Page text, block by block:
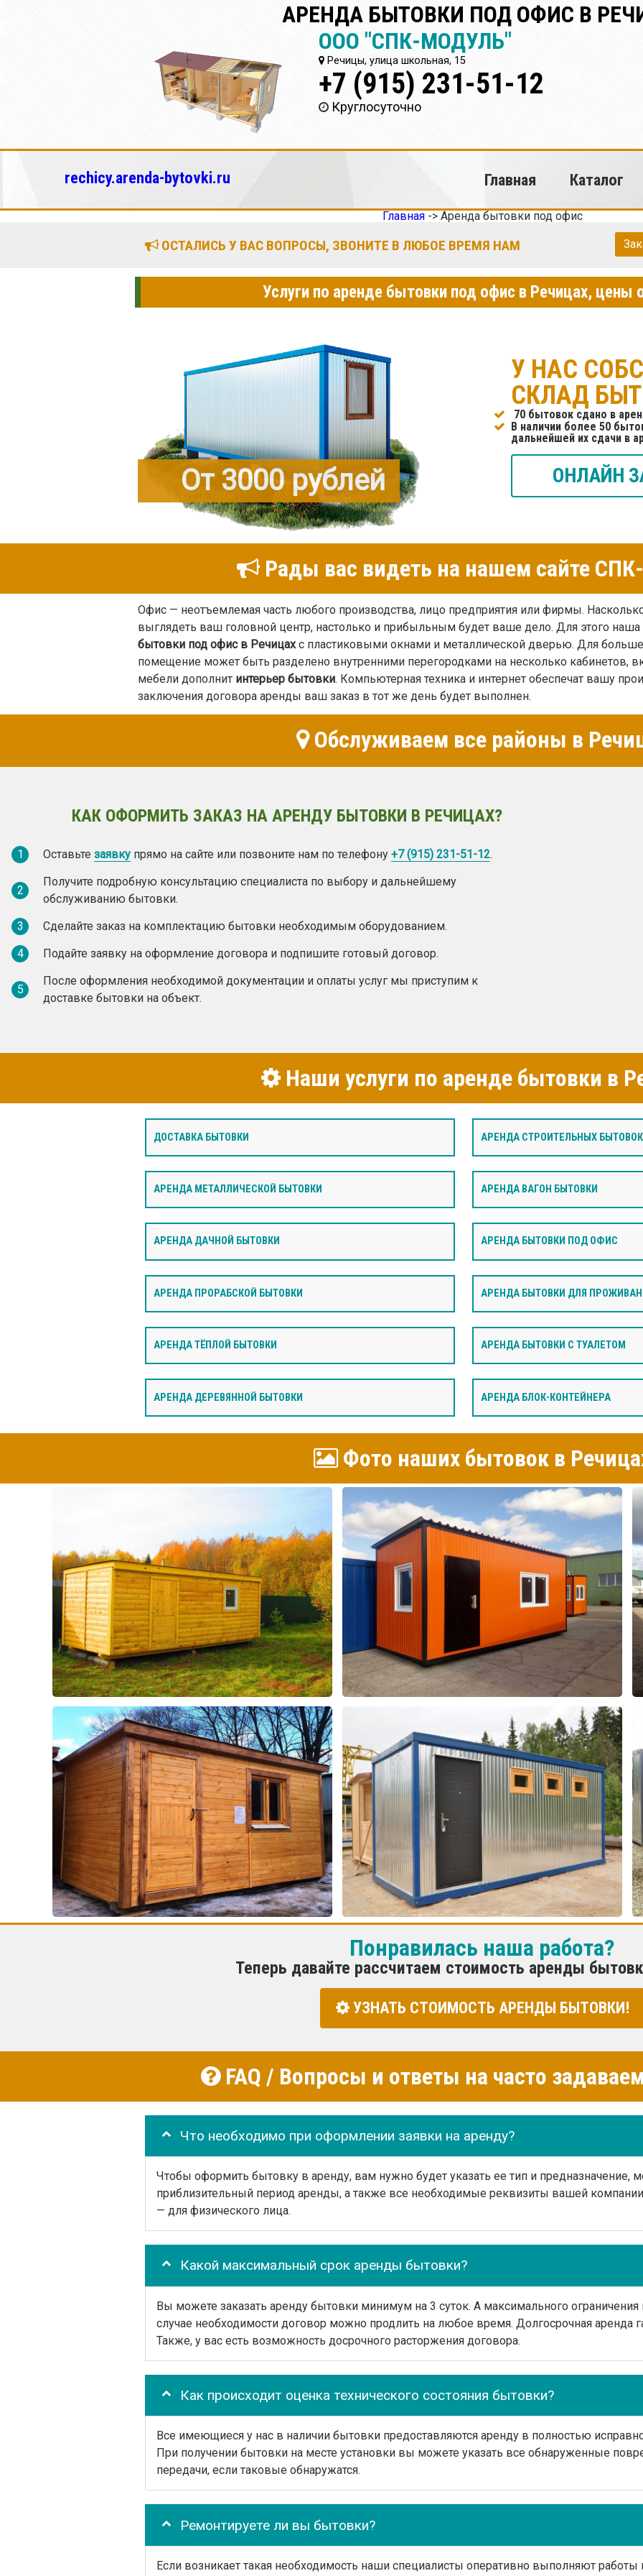
АРЕНДА БЫТОВКИ ПОД ОФИС В
ООО "СПК-МОДУЛЬ"
Речицы, улица школьная, 15
+7 (915) 231-51-12
Круглосуточно
rechicy.arenda-bytovki.ru Главная Каталог
Главная-> Аренда бытовки под офис
ОСТАЛИСЬ У ВАС ВОПРОСЫ, ЗВОНИТЕ В ЛЮБОЕ ВРЕМЯ НАМ
Услуги по аренде бытовки под офис в Речицах, цены
От 3000 рублей
У НАС
СКЛАД
70 бытовок сдано в
В наличии более 50
дальнейшей их сдачи в
ОНЛАЙН
Рады вас видеть на нашем сайте
Офис — неотъемлемая часть любого производства, лицо предприятия или фирмы.
выглядеть ваш головной центр, настолько и прибыльным будет ваше дело. Для этого
бытовки под офис в Речицахс пластиковыми окнами и металлической дверью. Для
помещение может быть разделено внутренними перегородками на несколько кабинетов,
мебели дополнит интерьер бытовки. Компьютерная техника и интернет обеспечат вашу
заключения договора аренды ваш заказ в тот же день будет выполнен.
Обслуживаем все районы в
КАК ОФОРМИТЬ ЗАКАЗ НА АРЕНДУ БЫТОВКИ В РЕЧИЦАХ?
1 Оставьте заявку прямо на сайте или позвоните нам по телефону +7 (915) 231-51-12.
2
Получите подробную консультацию специалиста по выбору и дальнейшему
обслуживанию бытовки.
3
Сделайте заказ на комплектацию бытовки необходимым оборудованием.
4
Подайте заявку на оформление договора и подпишите готовый договор.
5
После оформления необходимой документации и оплаты услуг мы приступим к
доставке бытовки на объект.
Наши услуги по аренде бытовки в
ДОСТАВКА БЫТОВКИ АРЕНДА СТРОИТЕЛЬНЫХ БЫТОВОК
АРЕНДА МЕТАЛЛИЧЕСКОЙ БЫТОВКИ АРЕНДА ВАГОН БЫТОВКИ
АРЕНДА ДАЧНОЙ БЫТОВКИ АРЕНДА БЫТОВКИ ПОД ОФИС
АРЕНДА ПРОРАБСКОЙ БЫТОВКИ АРЕНДА БЫТОВКИ ДЛЯ
АРЕНДА ТЁПЛОЙ БЫТОВКИ АРЕНДА БЫТОВКИ С ТУАЛЕТОМ
АРЕНДА ДЕРЕВЯННОЙ БЫТОВКИ АРЕНДА БЛОК-КОНТЕЙНЕРА
Фото наших бытовок в
Понравилась наша работа?
Теперь давайте рассчитаем стоимость аренды
УЗНАТЬ СТОИМОСТЬ АРЕНДЫ БЫТОВКИ!
FAQ / Вопросы и ответы на часто
Что необходимо при оформлении заявки на аренду?
Чтобы оформить бытовку в аренду, вам нужно будет указать ее тип и предназначение,
приблизительный период аренды, а также все необходимые реквизиты вашей
— для физического лица.
Какой максимальный срок аренды бытовки?
Вы можете заказать аренду бытовки минимум на 3 суток. А максимального ограничения
случае необходимости договор можно продлить на любое время. Долгосрочная аренда
Также, у вас есть возможность досрочного расторжения договора.
Как происходит оценка технического состояния бытовки?
Все имеющиеся у нас в наличии бытовки предоставляются аренду в полностью
При получении бытовки на месте установки вы можете указать все обнаруженные
передачи, если таковые обнаружатся.
Ремонтируете ли вы бытовки?
Если возникает такая необходимость наши специалисты оперативно выполняют